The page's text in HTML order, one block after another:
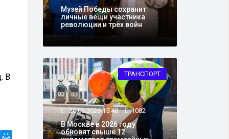
В
Музей Победы сохранит
личные вещи участника
революции и трёх войн
ТРАНСПОРТ
26.06.2026 15:48 1082
В Москве в 2026 году
обновят свыше 12